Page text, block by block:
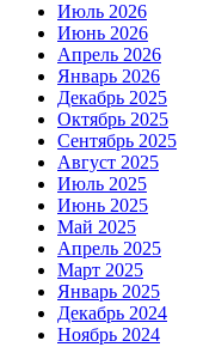
Июль 2026
Июнь 2026
Апрель 2026
Январь 2026
Декабрь 2025
Октябрь 2025
Сентябрь 2025
Август 2025
Июль 2025
Июнь 2025
Май 2025
Апрель 2025
Март 2025
Январь 2025
Декабрь 2024
Ноябрь 2024